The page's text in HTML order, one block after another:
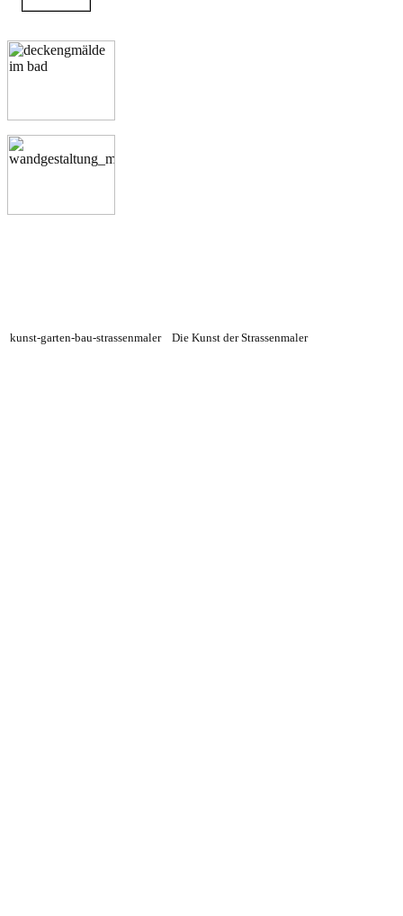
kunst-garten-bau-strassenmaler Die Kunst der Strassenmaler